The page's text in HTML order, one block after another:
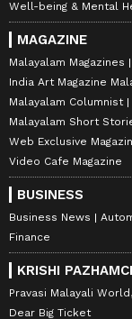
Well-being & Mental
MAGAZINE
Malayalam Magazines
India Art Magazine
Malayalam Columnist
Malayalam Short
Web Exclusive
Video Cafe Magazine
BUSINESS
Business News
Finance
KRISHI
Pravasi Malayali
Dear Big Ticket